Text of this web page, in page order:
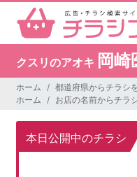
クスリのアオキ 岡
ホーム 都道府県からチラシ
ホーム
お店の名前からチラ
本日公開中のチラシ